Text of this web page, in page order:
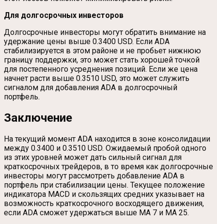
Для долгосрочных инвесторов
Долгосрочные инвесторы могут обратить внимание на
удержание цены выше 0.3400 USD. Если ADA
стабилизируется в этом районе и не пробьет нижнюю
границу поддержки, это может стать хорошей точкой
для постепенного усреднения позиций. Если же цена
начнет расти выше 0.3510 USD, это может служить
сигналом для добавления ADA в долгосрочный
портфель.
Заключение
На текущий момент ADA находится в зоне консолидации
между 0.3400 и 0.3510 USD. Ожидаемый пробой одного
из этих уровней может дать сильный сигнал для
краткосрочных трейдеров, в то время как долгосрочные
инвесторы могут рассмотреть добавление ADA в
портфель при стабилизации цены. Текущее положение
индикатора MACD и скользящих средних указывает на
возможность краткосрочного восходящего движения,
если ADA сможет удержаться выше MA 7 и MA 25.